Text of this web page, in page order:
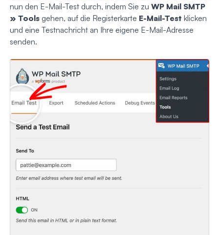
nun den E-Mail-Test durch, indem Sie zu WP Mail SMTP
» Tools gehen, auf die Registerkarte E-Mail-Test klicken
und eine Testnachricht an Ihre eigene E-Mail-Adresse
senden.